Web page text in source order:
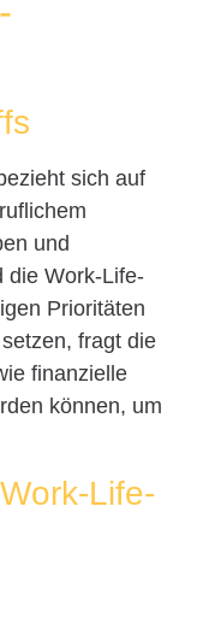
sich auf
und
die Work-Life-
Prioritäten
fragt die
finanzielle
können, um
Life-